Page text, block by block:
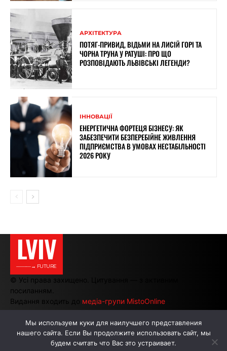
АРХІТЕКТУРА
ПОТЯГ-ПРИВИД, ВІДЬМИ НА ЛИСІЙ ГОРІ ТА
ЧОРНА ТРУНА У РАТУШІ: ПРО ЩО
РОЗПОВІДАЮТЬ ЛЬВІВСЬКІ ЛЕГЕНДИ?
ІННОВАЦІЇ
ЕНЕРГЕТИЧНА ФОРТЕЦЯ БІЗНЕСУ: ЯК
ЗАБЕЗПЕЧИТИ БЕЗПЕРЕБІЙНЕ ЖИВЛЕННЯ
ПІДПРИЄМСТВА В УМОВАХ НЕСТАБІЛЬНОСТІ
2026 РОКУ
LVIV
———→ FUTURE
© Усі права захищено. Цитування — з активним
посиланням.
Видання входить до медіа-групи MistoOnline
АВТОРИ РЕКЛАМА НА САЙТІ
Мы используем куки для наилучшего представления
нашего сайта. Если Вы продолжите использовать сайт, мы
будем считать что Вас это устраивает.